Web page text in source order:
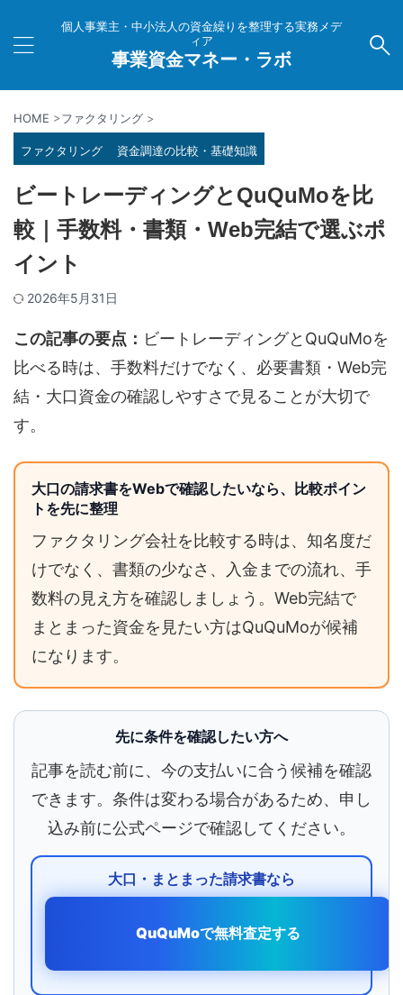
個人事業主・中小法人の資金繰りを整理する実務メデ
ィア
事業資金マネー・ラボ
HOME >ファクタリング >
ファクタリング 資金調達の比較・基礎知識
ビートレーディングとQuQuMoを比
較｜手数料・書類・Web完結で選ぶポ
イント
2026年5月31日
この記事の要点： ビートレーディングとQuQuMoを
比べる時は、手数料だけでなく、必要書類・Web完
結・大口資金の確認しやすさで見ることが大切で
す。
大口の請求書をWebで確認したいなら、比較ポイン
トを先に整理
ファクタリング会社を比較する時は、知名度だ
けでなく、書類の少なさ、入金までの流れ、手
数料の見え方を確認しましょう。Web完結で
まとまった資金を見たい方はQuQuMoが候補
になります。
先に条件を確認したい方へ
記事を読む前に、今の支払いに合う候補を確認
できます。条件は変わる場合があるため、申し
込み前に公式ページで確認してください。
大口・まとまった請求書なら
QuQuMoで無料査定する